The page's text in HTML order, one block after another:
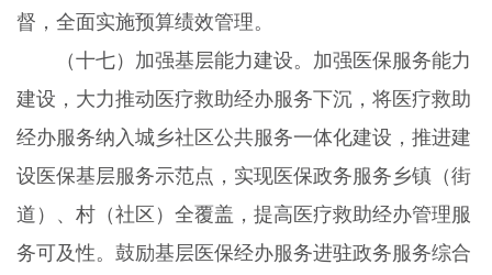
督，全面实施预算绩效管理。
（十七）加强基层能力建设。加强医保服务能力
建设，大力推动医疗救助经办服务下沉，将医疗救助
经办服务纳入城乡社区公共服务一体化建设，推进建
设医保基层服务示范点，实现医保政务服务乡镇（街
道）、村（社区）全覆盖，提高医疗救助经办管理服
务可及性。鼓励基层医保经办服务进驻政务服务综合